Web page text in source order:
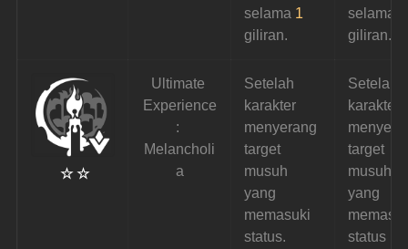
selama 1
giliran.
selama
giliran.
☆ ☆
Ultimate
Experience
:
Melancholi
a
Setelah
karakter
menyerang
target
musuh
yang
memasuki
status.
Setelah
karakter
target
musuh
yang
status